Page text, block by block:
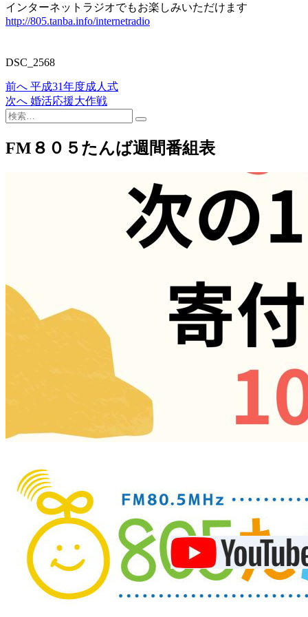
インターネットラジオでもお楽しみいただけます
http://805.tanba.info/internetradio
DSC_2568
投
稿
ビ
前へ 過
去
稿:
平成31年度成人式
次へ 次
稿:
婚活応援大作戦
検
FM８０５たんば週間番組表